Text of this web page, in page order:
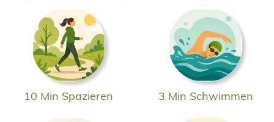
10 Min Spazieren 3 Min Schwimmen